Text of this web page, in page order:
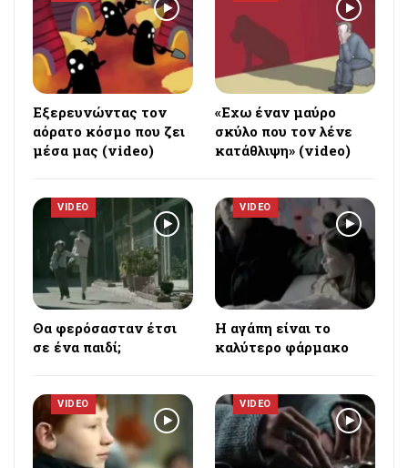
Εξερευνώντας τον
αόρατο κόσμο που ζει
μέσα μας (video)
«Εχω έναν μαύρο
σκύλο που τον λένε
κατάθλιψη» (video)
VIDEO
Θα φερόσασταν έτσι
σε ένα παιδί;
VIDEO
Η αγάπη είναι το
καλύτερο φάρμακο
VIDEO VIDEO